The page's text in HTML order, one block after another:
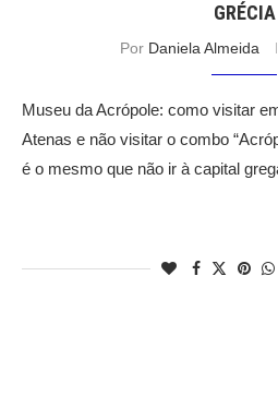
GRÉCIA
Por Daniela Almeida
Museu da Acrópole: como visitar
Atenas e não visitar o combo
é o mesmo que não ir à capital